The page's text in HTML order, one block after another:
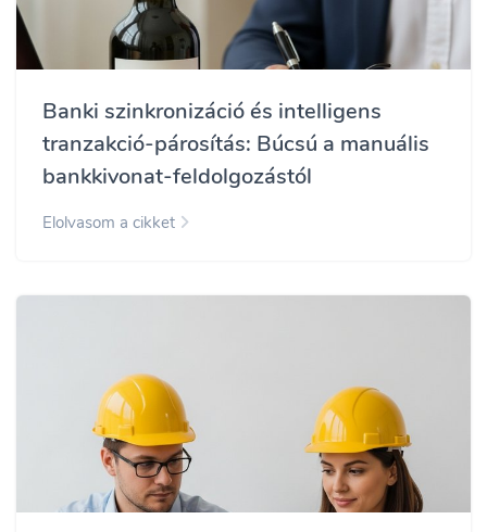
Banki szinkronizáció és intelligens
tranzakció-párosítás: Búcsú a manuális
bankkivonat-feldolgozástól
Elolvasom a cikket